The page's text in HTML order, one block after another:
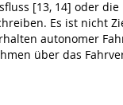
[13, 14] oder
Es ist nicht
autonomer
über das